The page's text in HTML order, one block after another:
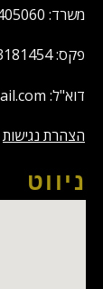
משרד: 0747-405060
פקס: 077-3181454
דוא"ל: cohenezi.law@gmail.com
הצהרת נגישות
ניווט